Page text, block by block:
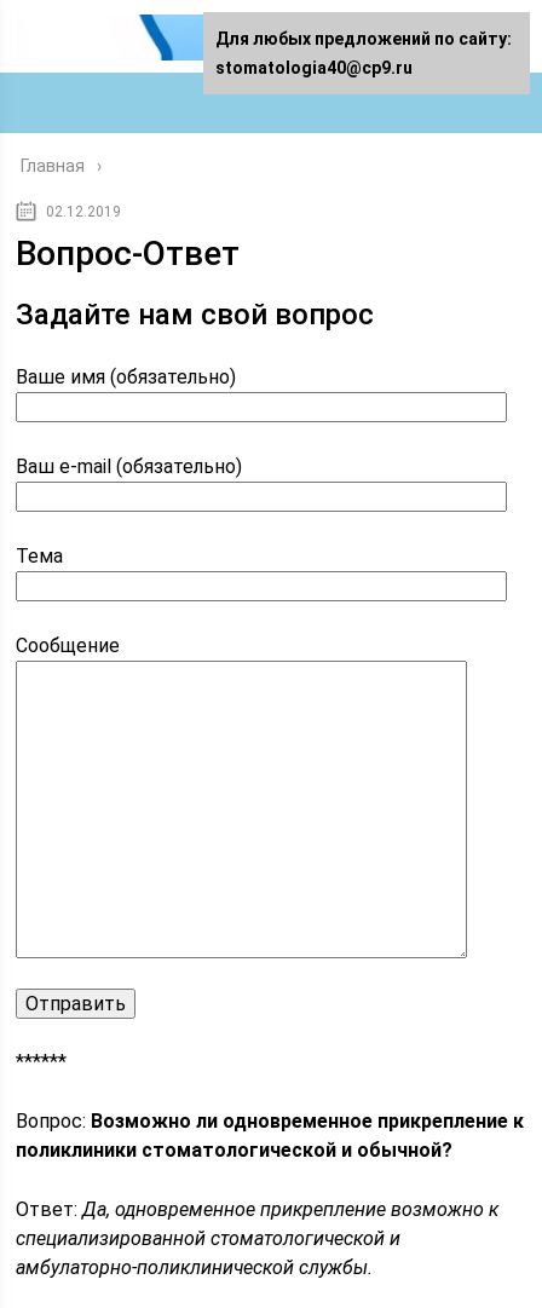
Главная
02.12.2019
Вопрос-Ответ
Задайте нам свой вопрос
Ваше имя (обязательно)
Ваш e-mail (обязательно)
Тема
Сообщение
******
Вопрос: Возможно ли одновременное прикрепление к
поликлиники стоматологической и обычной?
Ответ:Да, одновременное прикрепление возможно к
специализированной стоматологической и
амбулаторно-поликлинической службы.
Для любых предложений по сайту:
stomatologia40@cp9.ru